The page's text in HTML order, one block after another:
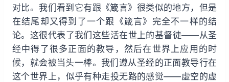
对比。我们看到它有跟《箴言》很类似的地方，但是
在结尾却又得到了一个跟《箴言》完全不一样的结
论。这很代表了我们这些活在世上的基督徒——从圣
经中得了很多正面的教导，然后在世界上应用的时
候，就会被当头一棒。我们遵从圣经的正面教导行在
这个世界上，似乎有种走投无路的感觉——虚空的虚